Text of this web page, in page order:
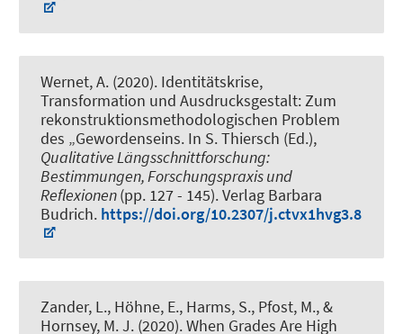
Wernet, A. (2020). Identitätskrise,
Transformation und Ausdrucksgestalt: Zum
rekonstruktionsmethodologischen Problem
des „Gewordenseins. In S. Thiersch (Ed.),
Qualitative Längsschnittforschung:
Bestimmungen, Forschungspraxis und
Reflexionen(pp. 127 - 145). Verlag Barbara
Budrich. https://doi.org/10.2307/j.ctvx1hvg3.8
Zander, L., Höhne, E., Harms, S., Pfost, M., &
Hornsey, M. J. (2020).When Grades Are High